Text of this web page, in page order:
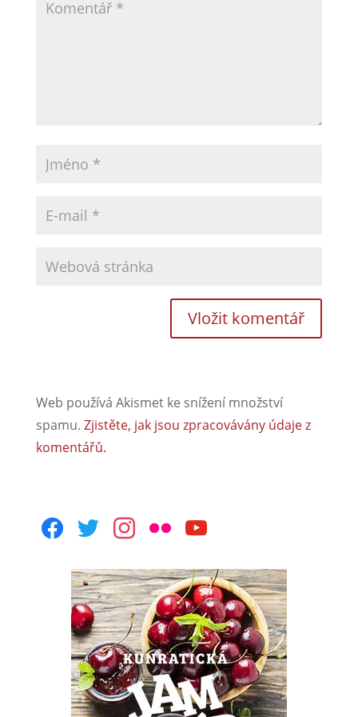
Web používá Akismet ke snížení množství
spamu. Zjistěte, jak jsou zpracovávány údaje z
komentářů.
facebooktwitterinstagram
flickr youtube